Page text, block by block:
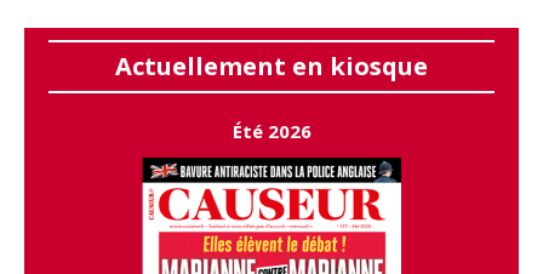
Actuellement en kiosque
Été 2026